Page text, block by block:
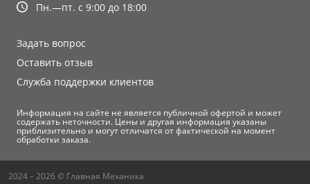
Пн.—пт. с 9:00 до 18:00
Задать вопрос
Оставить отзыв
Служба поддержки клиентов
Информация на сайте не является публичной офертой и может
содержать неточности. Цены и другая информация указаны
приблизительно и могут отличатся от фактической на момент
обработки заказа.
2024 – 2026 © Главная Механика